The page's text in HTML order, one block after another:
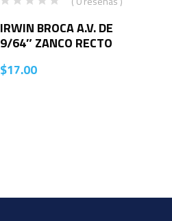
IRWIN BROCA A.V. DE
9/64″ ZANCO RECTO
$17.00